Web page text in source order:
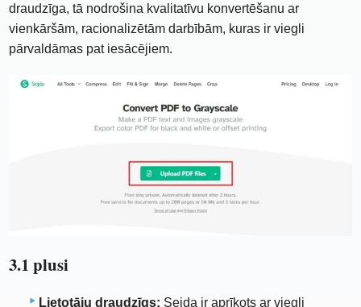
draudzīga, tā nodrošina kvalitatīvu konvertēšanu ar
vienkāršām, racionalizētām darbībām, kuras ir viegli
pārvaldāmas pat iesācējiem.
3.1 plusi
Lietotāju draudzīgs: Sejda ir aprīkots ar viegli